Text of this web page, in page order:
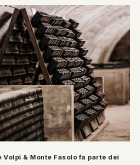
Volpi & Monte Fasolo fa parte dei